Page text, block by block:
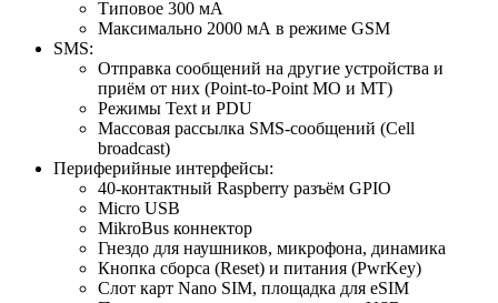
Типовое 300 мА
Максимально 2000 мА в режиме GSM
SMS:
Отправка сообщений на другие устройства и
приём от них (Point-to-Point MO и MT)
Режимы Text и PDU
Массовая рассылка SMS-сообщений (Cell
broadcast)
Периферийные интерфейсы:
40-контактный Raspberry разъём GPIO
Micro USB
MikroBus коннектор
Гнездо для наушников, микрофона, динамика
Кнопка сборса (Reset) и питания (PwrKey)
Слот карт Nano SIM, площадка для eSIM